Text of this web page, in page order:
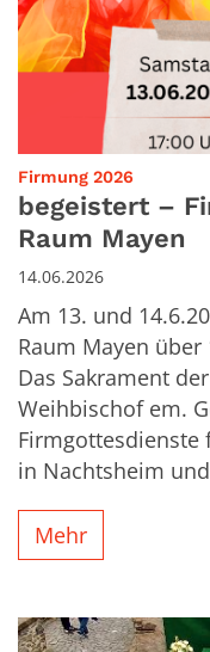
Firmung 2026
begeistert –
Raum Mayen
14.06.2026
Am 13. und
Raum Mayen
Das Sakrament
Weihbischof em.
Firmgottesdienste
in Nachtsheim
Mehr